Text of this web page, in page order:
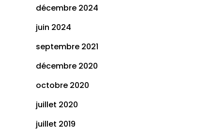
décembre 2024
juin 2024
septembre 2021
décembre 2020
octobre 2020
juillet 2020
juillet 2019